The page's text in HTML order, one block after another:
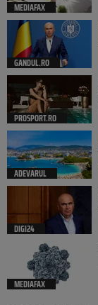
MEDIAFAX
GANDUL.RO
PROSPORT.RO
ADEVARUL
DIGI24
MEDIAFAX